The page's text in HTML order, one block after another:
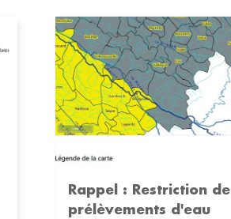
Rappel : Restriction de
prélèvements d'eau